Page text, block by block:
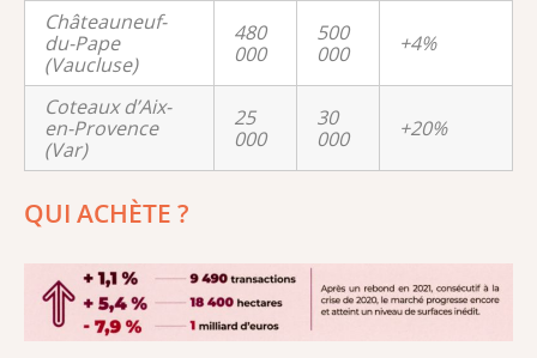
Châteauneuf-
du-Pape
(Vaucluse)
480
000
500
000
+4%
Coteaux d’Aix-
en-Provence
(Var)
25
000
30
000
+20%
QUI ACHÈTE ?